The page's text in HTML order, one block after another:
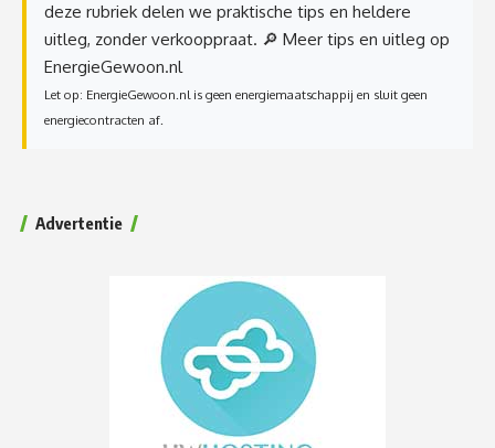
deze rubriek delen we praktische tips en heldere
uitleg, zonder verkooppraat. 🔎 Meer tips en uitleg op
EnergieGewoon.nl
Let op: EnergieGewoon.nl is geen energiemaatschappij en sluit geen
energiecontracten af.
Advertentie